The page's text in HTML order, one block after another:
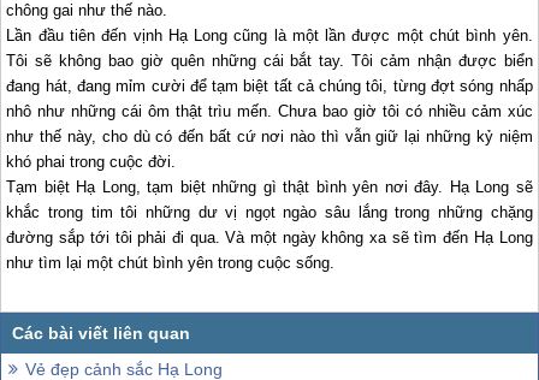
chông gai như thế nào.
Lần đầu tiên đến vịnh Hạ Long cũng là một lần được một chút bình yên.
Tôi sẽ không bao giờ quên những cái bắt tay. Tôi cảm nhận được biển
đang hát, đang mỉm cười để tạm biệt tất cả chúng tôi, từng đợt sóng nhấp
nhô như những cái ôm thật trìu mến. Chưa bao giờ tôi có nhiều cảm xúc
như thế này, cho dù có đến bất cứ nơi nào thì vẫn giữ lại những kỷ niệm
khó phai trong cuộc đời.
Tạm biệt Hạ Long, tạm biệt những gì thật bình yên nơi đây. Hạ Long sẽ
khắc trong tim tôi những dư vị ngọt ngào sâu lắng trong những chặng
đường sắp tới tôi phải đi qua. Và một ngày không xa sẽ tìm đến Hạ Long
như tìm lại một chút bình yên trong cuộc sống.
Vẻ đẹp cảnh sắc Hạ Long